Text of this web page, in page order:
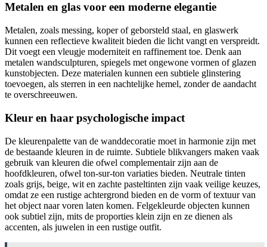
Metalen en glas voor een moderne elegantie
Metalen, zoals messing, koper of geborsteld staal, en glaswerk
kunnen een reflectieve kwaliteit bieden die licht vangt en verspreidt.
Dit voegt een vleugje moderniteit en raffinement toe. Denk aan
metalen wandsculpturen, spiegels met ongewone vormen of glazen
kunstobjecten. Deze materialen kunnen een subtiele glinstering
toevoegen, als sterren in een nachtelijke hemel, zonder de aandacht
te overschreeuwen.
Kleur en haar psychologische impact
De kleurenpalette van de wanddecoratie moet in harmonie zijn met
de bestaande kleuren in de ruimte. Subtiele blikvangers maken vaak
gebruik van kleuren die ofwel complementair zijn aan de
hoofdkleuren, ofwel ton-sur-ton variaties bieden. Neutrale tinten
zoals grijs, beige, wit en zachte pasteltinten zijn vaak veilige keuzes,
omdat ze een rustige achtergrond bieden en de vorm of textuur van
het object naar voren laten komen. Felgekleurde objecten kunnen
ook subtiel zijn, mits de proporties klein zijn en ze dienen als
accenten, als juwelen in een rustige outfit.